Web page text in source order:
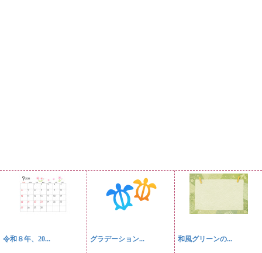
令和８年、20... グラデーション... 和風グリーンの...